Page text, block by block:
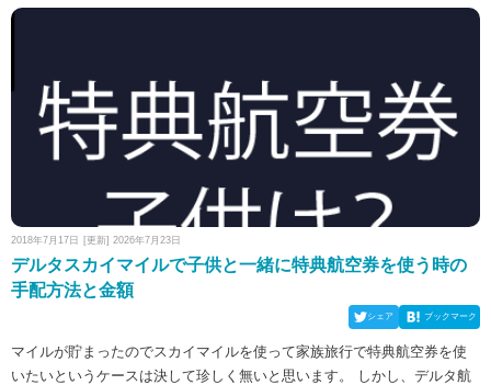
2018年7月17日 [更新] 2026年7月23日
デルタスカイマイルで子供と一緒に特典航空券を使う時の
手配方法と金額
シェア ブックマーク
マイルが貯まったのでスカイマイルを使って家族旅行で特典航空券を使
いたいというケースは決して珍しく無いと思います。 しかし、デルタ航